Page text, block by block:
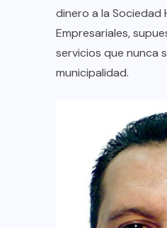
dinero a la Sociedad
Empresariales,
servicios que nunca
municipalidad.